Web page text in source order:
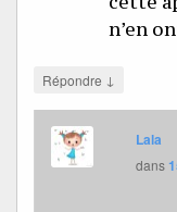
n’en
Répondre ↓
Lala
dans